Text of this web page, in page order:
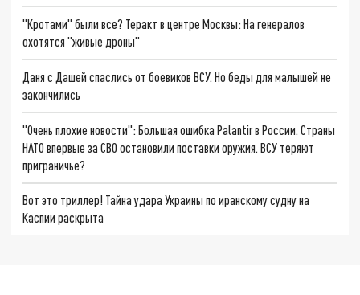
"Кротами" были все? Теракт в центре Москвы: На генералов
охотятся "живые дроны"
Даня с Дашей спаслись от боевиков ВСУ. Но беды для малышей не
закончились
"Очень плохие новости": Большая ошибка Palantir в России. Страны
НАТО впервые за СВО остановили поставки оружия. ВСУ теряют
приграничье?
Вот это триллер! Тайна удара Украины по иранскому судну на
Каспии раскрыта